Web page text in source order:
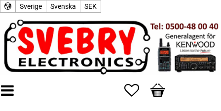
Sverige Svenska SEK
Favoriter
Kundvagn